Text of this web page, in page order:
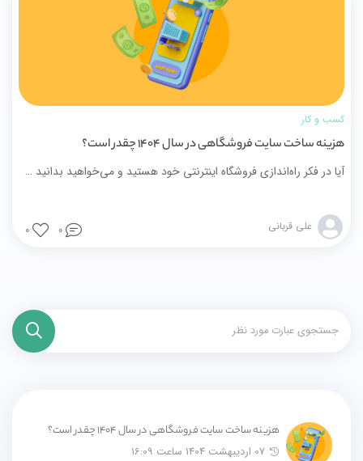
هزینه ساخت سایت فروشگاهی در سال ۱۴۰۴ چقدر است؟
07 اردیبهشت 1404 ساعت 16:09
کسب و کار
هزینه ساخت سایت فروشگاهی در سال ۱۴۰۴ چقدر است؟
آیا در فکر راه‌اندازی فروشگاه اینترنتی خود هستید و می‌خواهید بدانید هزینه ساخت سایت فروشگاهی در سال ۱۴۰۴ چقدر است؟ در این مقاله با هم هزینه‌های اصلی، عوامل مؤثر، و بهترین راهکارهای اقتصادی برای ساخت یک فروشگاه حرفه‌ای را بررسی می‌کنیم.
علی قربانی 0
0